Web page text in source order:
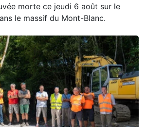
morte ce jeudi 6 août sur le
le massif du Mont-Blanc.